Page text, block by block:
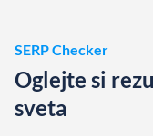
SERP Checker
Oglejte si
sveta